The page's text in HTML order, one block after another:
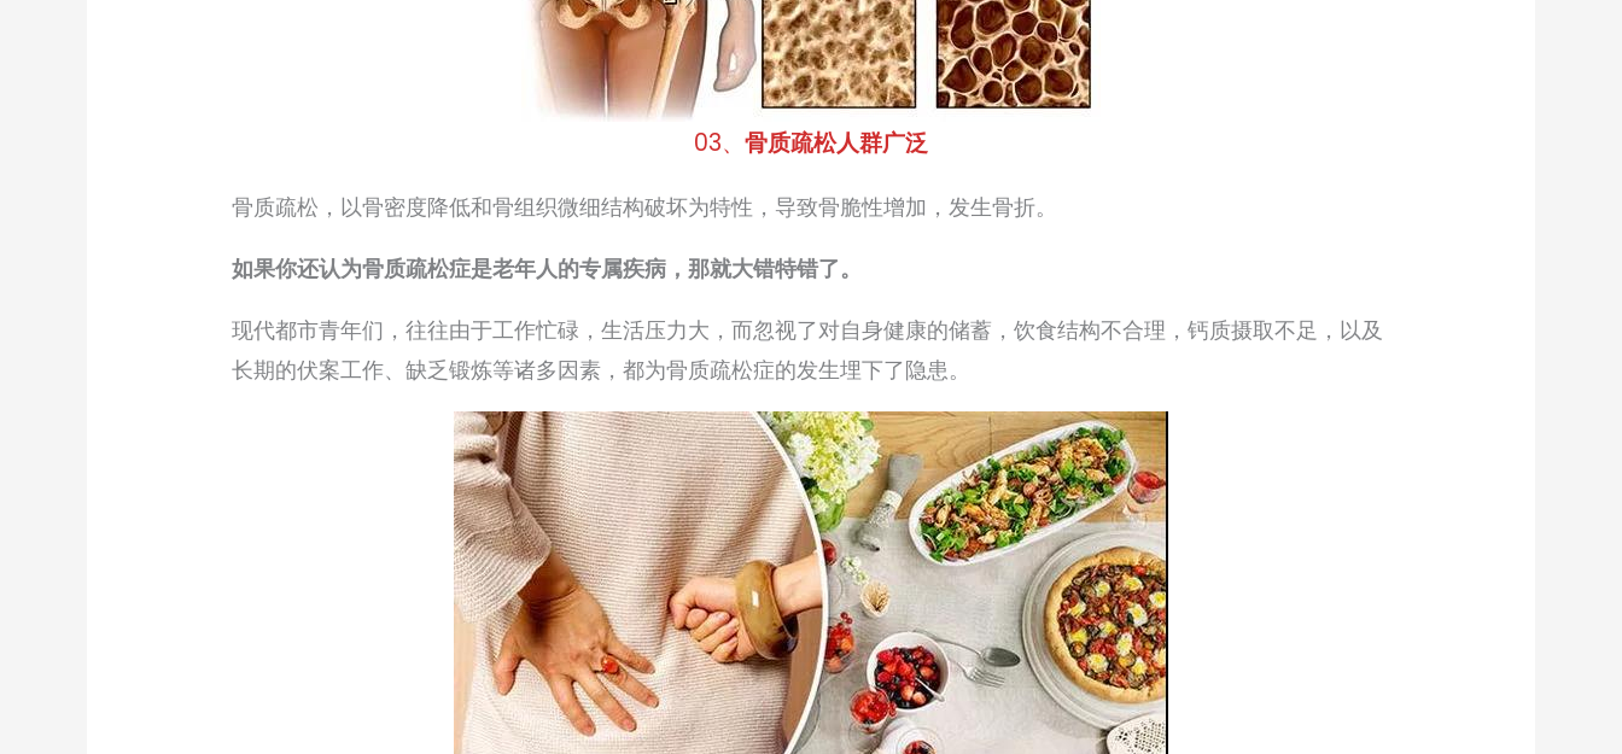
03、 骨质疏松人群广泛
骨质疏松，以骨密度降低和骨组织微细结构破坏为特性，导致骨脆性增加，发生骨折。
如果你还认为骨质疏松症是老年人的专属疾病，那就大错特错了。
现代都市青年们，往往由于工作忙碌，生活压力大，而忽视了对自身健康的储蓄，饮食结构不合理，钙质摄取不足，以及
长期的伏案工作、缺乏锻炼等诸多因素，都为骨质疏松症的发生埋下了隐患。